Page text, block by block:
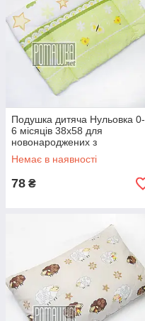
Подушка дитяча Нульовка 0-
6 місяців 38х58 для
новонароджених з
народження гіпоалергенна
4620 Салатовий
Немає в наявності
78 ₴